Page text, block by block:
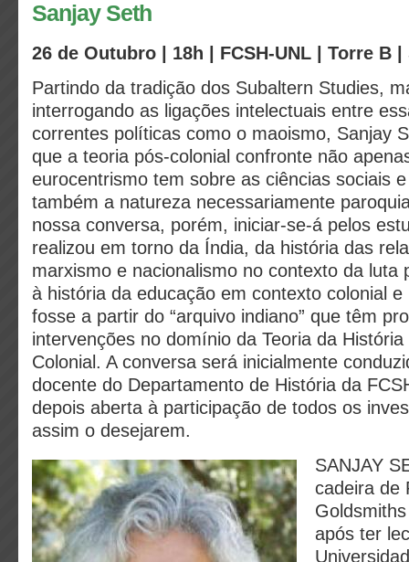
Sanjay Seth
26 de Outubro | 18h | FCSH-UNL | Torre B |
Partindo da tradição dos Subaltern Studies,
interrogando as ligações intelectuais entre
correntes políticas como o maoismo, Sanjay
que a teoria pós-colonial confronte não
eurocentrismo tem sobre as ciências sociais
também a natureza necessariamente
nossa conversa, porém, iniciar-se-á pelos
realizou em torno da Índia, da história das
marxismo e nacionalismo no contexto da luta
à história da educação em contexto colonial
fosse a partir do “arquivo indiano” que têm
intervenções no domínio da Teoria da
Colonial. A conversa será inicialmente
docente do Departamento de História da
depois aberta à participação de todos os
assim o desejarem.
SANJAY
cadeira de
após ter